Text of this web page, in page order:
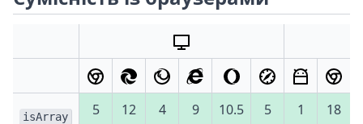
isArray 5 12 4 9 10.5 5 1 18